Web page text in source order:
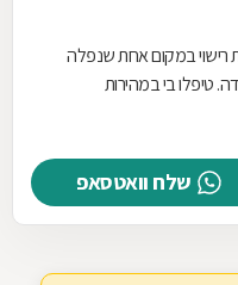
רישוי במקום אחת שנפלה
טיפלו בי במהירות
שלח וואטסאפ